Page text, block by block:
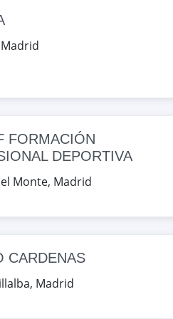
Maps
DE FORMACION EN
ALDECOA
de Sahagún s/n,
Nueva 2, Alcorcón,
Maps
Madrid
FORMACIÓN
DEPORTIVA
Monte, Madrid
CARDENAS
, Madrid